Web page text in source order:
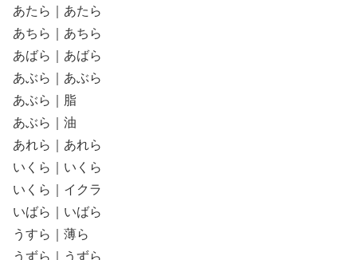
あたら｜あたら
あちら｜あちら
あばら｜あばら
あぶら｜あぶら
あぶら｜脂
あぶら｜油
あれら｜あれら
いくら｜いくら
いくら｜イクラ
いばら｜いばら
うすら｜薄ら
うずら｜うずら